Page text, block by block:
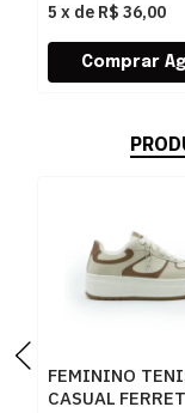
5 x de R$ 36,00
FEMININO
CASUAL